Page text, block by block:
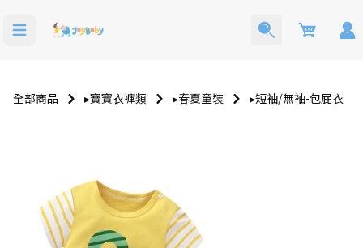
Cart
全部商品 ▸寶寶衣褲類 ▸春夏童裝 ▸短袖⧸無袖-包屁衣